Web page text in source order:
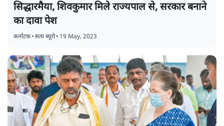
सिद्धारमैया, शिवकुमार मिले राज्यपाल से, सरकार बनाने
का दावा पेश
कर्नाटक•सत्य ब्यूरो• 19 May, 2023